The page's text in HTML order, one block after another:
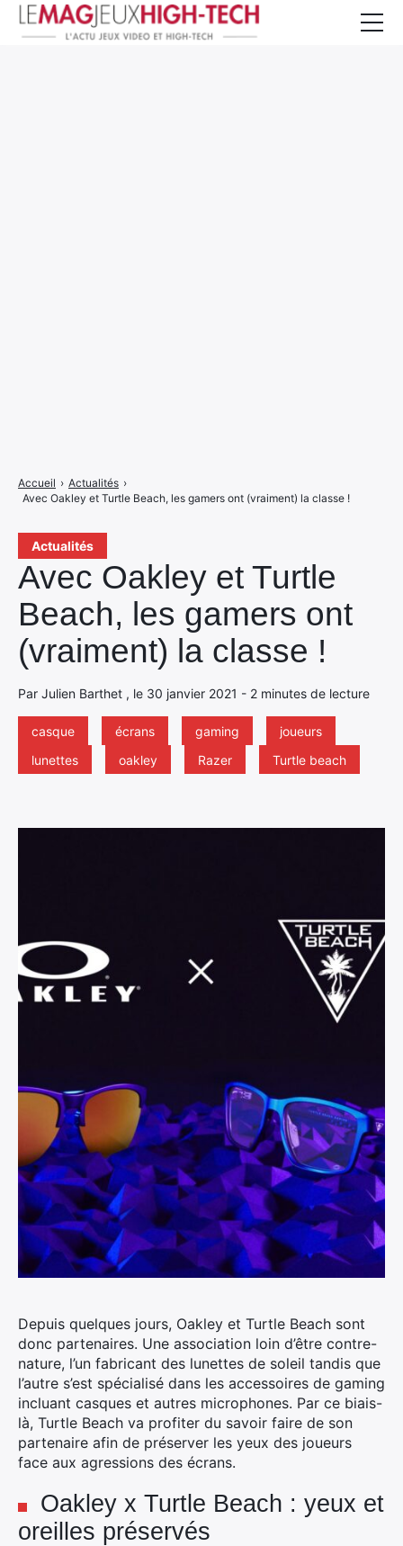
Actualités
Avec Oakley et Turtle
Beach, les gamers ont
(vraiment) la classe !
Par Julien Barthet , le 30 janvier 2021 - 2 minutes de lecture
casque écrans gaming
joueurs
lunettes
oakley Razer Turtle beach
Accueil › Actualités ›
Avec Oakley et Turtle Beach, les gamers ont (vraiment) la classe !
Depuis quelques jours, Oakley et Turtle Beach sont
donc partenaires. Une association loin d’être contre-
nature, l’un fabricant des lunettes de soleil tandis que
l’autre s’est spécialisé dans les accessoires de gaming
incluant casques et autres microphones. Par ce biais-
là, Turtle Beach va profiter du savoir faire de son
partenaire afin de préserver les yeux des joueurs
face aux agressions des écrans.
Oakley x Turtle Beach : yeux et
oreilles préservés